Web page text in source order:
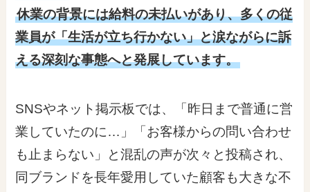
休業の背景には給料の未払いがあり、多くの従
業員が「生活が立ち行かない」と涙ながらに訴
える深刻な事態へと発展しています。
SNSやネット掲示板では、「昨日まで普通に営
業していたのに…」「お客様からの問い合わせ
も止まらない」と混乱の声が次々と投稿され、
同ブランドを長年愛用していた顧客も大きな不